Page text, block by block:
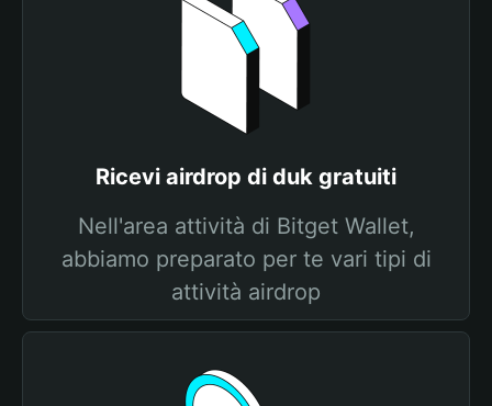
Ricevi airdrop di duk gratuiti
Nell'area attività di Bitget Wallet,
abbiamo preparato per te vari tipi di
attività airdrop